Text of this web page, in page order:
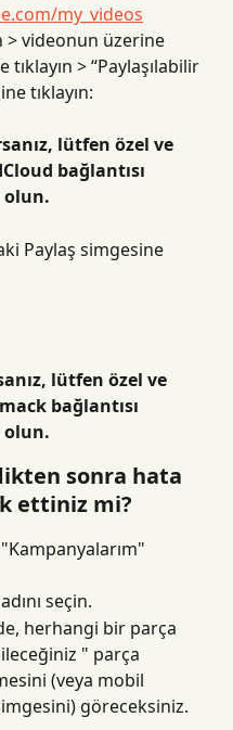
my_videos
videonun üzerine
> “Paylaşılabilir
tıklayın:
lütfen özel ve
bağlantısı
olun.
Paylaş simgesine
lütfen özel ve
bağlantısı
olun.
sonra hata
ettiniz mi?
seçin.
herhangi bir parça
" parça
(veya mobil
göreceksiniz.